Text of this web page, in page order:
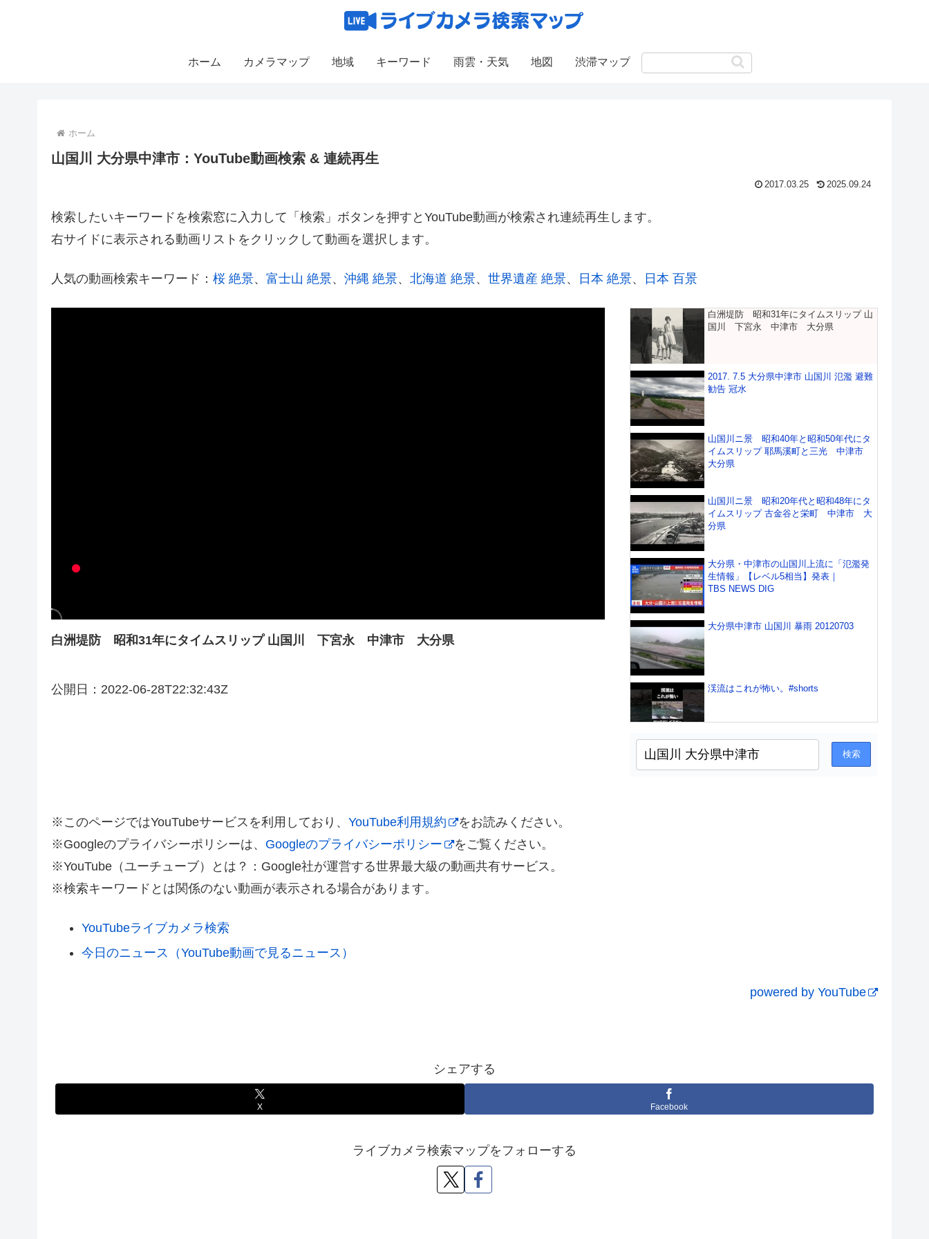
ホーム カメラマップ 地域 キーワード 雨雲・天気 地図 渋滞マップ
ホーム
山国川 大分県中津市：YouTube動画検索 & 連続再生
2017.03.25 2025.09.24
検索したいキーワードを検索窓に入力して「検索」ボタンを押すとYouTube動画が検索され連続再生します。
右サイドに表示される動画リストをクリックして動画を選択します。
人気の動画検索キーワード： 桜 絶景、 富士山 絶景、 沖縄 絶景、 北海道 絶景、 世界遺産 絶景、 日本 絶景、 日本 百景
白洲堤防 昭和31年にタイムスリップ 山国川 下宮永 中津市 大分県
公開日：2022-06-28T22:32:43Z
白洲堤防 昭和31年にタイムスリップ 山
国川 下宮永 中津市 大分県
2017. 7.5 大分県中津市 山国川 氾濫 避難
勧告 冠水
山国川ニ景 昭和40年と昭和50年代にタ
イムスリップ 耶馬溪町と三光 中津市
大分県
山国川ニ景 昭和20年代と昭和48年にタ
イムスリップ 古金谷と栄町 中津市 大
分県
大分県・中津市の山国川上流に「氾濫発
生情報」【レベル5相当】発表｜
TBS NEWS DIG
大分県中津市 山国川 暴雨 20120703
渓流はこれが怖い。#shorts
山国川 昭和にタイムスリップ 中津
市 大分県
※このページではYouTubeサービスを利用しており、 YouTube利用規約
をお読みください。
※Googleのプライバシーポリシーは、 Googleのプライバシーポリシー
をご覧ください。
※YouTube（ユーチューブ）とは？：Google社が運営する世界最大級の動画共有サービス。
※検索キーワードとは関係のない動画が表示される場合があります。
YouTubeライブカメラ検索
今日のニュース（YouTube動画で見るニュース）
powered by YouTube
シェアする
X Facebook
ライブカメラ検索マップをフォローする